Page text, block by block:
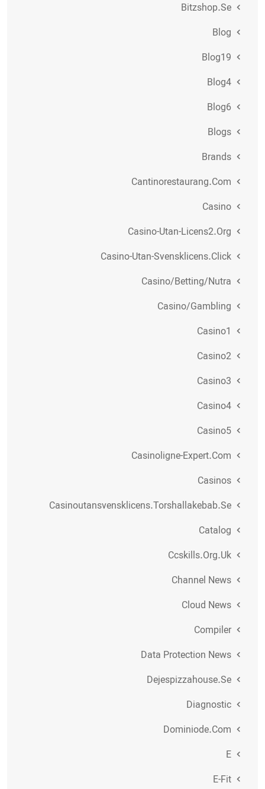
Bitzshop.se
Blog
Blog19
Blog4
Blog6
Blogs
Brands
Cantinorestaurang.com
Casino
Casino-Utan-Licens2.org
Casino-Utan-Svensklicens.click
Casino/betting/nutra
Casino/gambling
Casino1
Casino2
Casino3
Casino4
Casino5
Casinoligne-Expert.com
Casinos
Casinoutansvensklicens.torshallakebab.se
Catalog
Ccskills.org.uk
Channel News
Cloud News
Compiler
Data Protection News
Dejespizzahouse.se
Diagnostic
Dominiode.com
E
E-Fit